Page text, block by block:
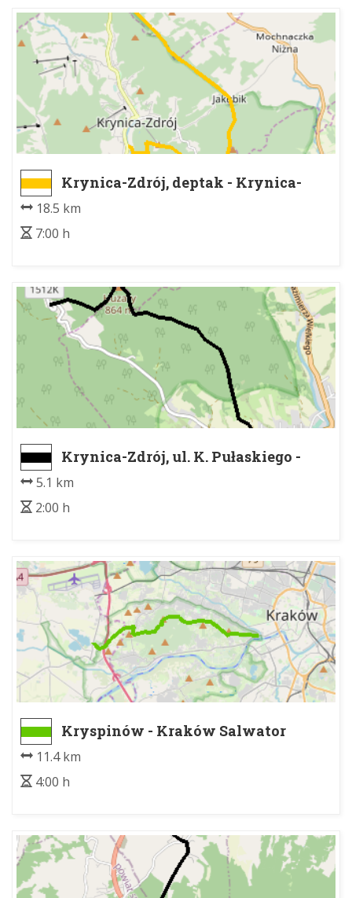
Krynica-Zdrój, deptak - Krynica-
Zdrój, deptak
18.5 km
7:00 h
Krynica-Zdrój, ul. K. Pułaskiego -
Tylicz
5.1 km
2:00 h
Kryspinów - Kraków Salwator
11.4 km
4:00 h